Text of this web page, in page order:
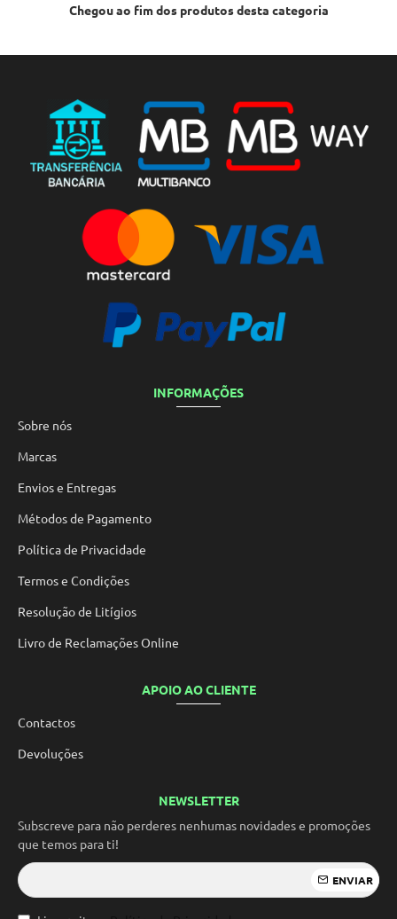
Chegou ao fim dos produtos desta categoria
INFORMAÇÕES
Sobre nós
Marcas
Envios e Entregas
Métodos de Pagamento
Política de Privacidade
Termos e Condições
Resolução de Litígios
Livro de Reclamações Online
APOIO AO CLIENTE
Contactos
Devoluções
NEWSLETTER
Subscreve para não perderes nenhumas novidades e promoções
que temos para ti!
ENVIAR